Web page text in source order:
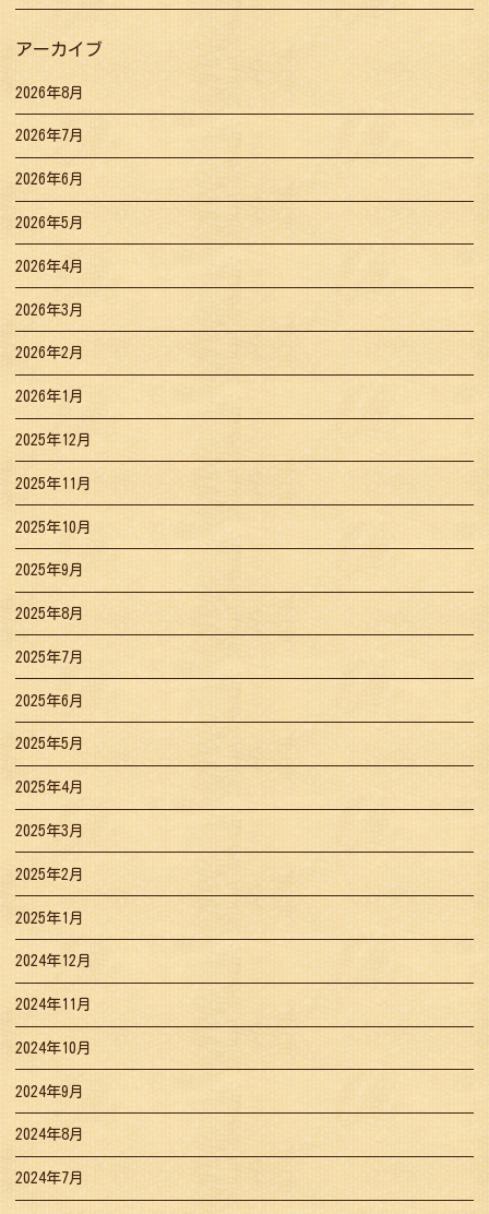
アーカイブ
2026年8月
2026年7月
2026年6月
2026年5月
2026年4月
2026年3月
2026年2月
2026年1月
2025年12月
2025年11月
2025年10月
2025年9月
2025年8月
2025年7月
2025年6月
2025年5月
2025年4月
2025年3月
2025年2月
2025年1月
2024年12月
2024年11月
2024年10月
2024年9月
2024年8月
2024年7月